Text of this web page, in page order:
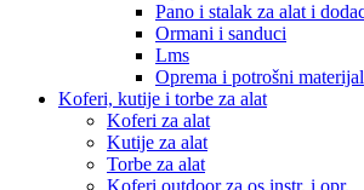
Pano i stalak za alat i
Ormani i sanduci
Lms
Oprema i potrošni materijal
Koferi, kutije i torbe za alat
Koferi za alat
Kutije za alat
Torbe za alat
Koferi outdoor za os.instr. i opr.